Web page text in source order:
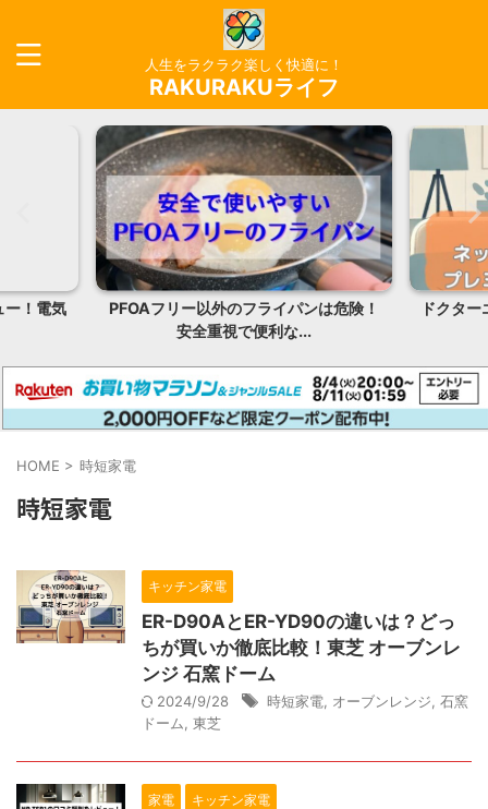
人生をラクラク楽しく快適に！
RAKURAKUライフ
ー！電気
PFOAフリー以外のフライパンは危険！
安全重視で便利な...
ドクタ
HOME > 時短家電
時短家電
キッチン家電
ER-D90AとER-YD90の違いは？どっ
ちが買いか徹底比較！東芝 オーブンレ
ンジ 石窯ドーム
2024/9/28 時短家電 オーブンレンジ 石窯
ドーム
東芝
家電 キッチン家電